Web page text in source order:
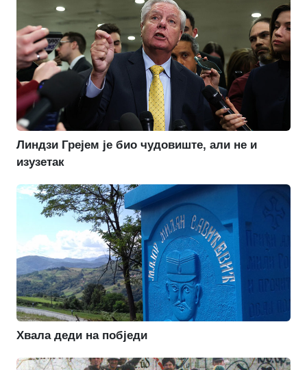
Линдзи Грејем је био чудовиште, али не и
изузетак
Хвала деди на побједи